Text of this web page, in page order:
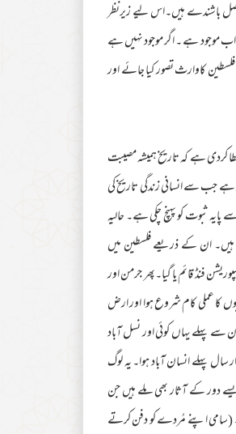
باشندے ہیں۔اس لیے زیرنظر
موجود ہے ۔ اگر موجود نہیں ہے
کاوارث تصور کیا جائے اور
کردی ہے کہ تاریخ ہمیشہ مصیبت
ہے جب سے انسانی زندگی تاریخ کی
ثبوت کو پہنچ چکی ہے۔ حالیہ
ہیں۔ ان کے ذریعے فلسطین میں
کے لیے 1860ء میں لندن میں فلسطین ایکسپوریشن فنڈ قائم یا گیا۔پھر جرمن اور
کاوشوں سے 1890ء میں جنوبی جوڈیا میں کھدائیوں کا عملی کام شروع ہوا اور ارض
پہلے یہاں کوئی اور نسل آباد
پہلے انسان آباد ہوا۔ یہ لوگ
دور کے آثار بھی ملے ہیں جن
(سامی اپنے مُردے کو دفن کرتے